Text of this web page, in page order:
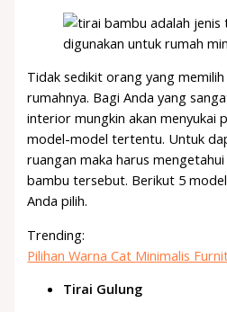
Tidak sedikit orang yang
rumahnya. Bagi Anda yang
interior mungkin akan menyukai
model-model tertentu. Untuk
ruangan maka harus
bambu tersebut. Berikut 5
Anda pilih.
Trending:
Pilihan Warna Cat Minimalis
Tirai Gulung